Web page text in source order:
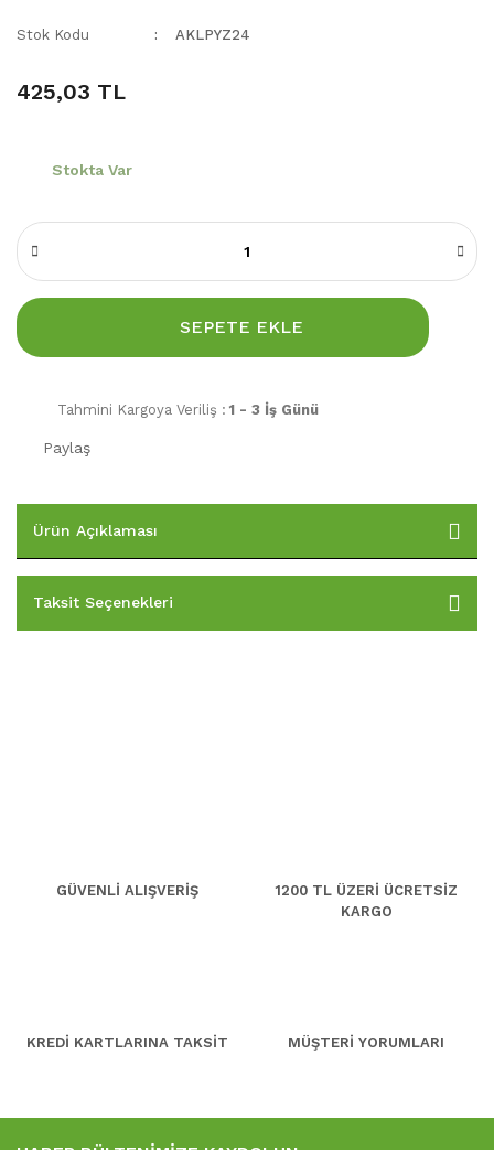
Stok Kodu AKLPYZ24
425,03 TL
Stokta Var
SEPETE EKLE
Tahmini Kargoya Veriliş : 1 - 3 İş Günü
Paylaş
Ürün Açıklaması
Taksit Seçenekleri
GÜVENLİ ALIŞVERİŞ
1200 TL ÜZERİ ÜCRETSİZ
KARGO
KREDİ KARTLARINA TAKSİT MÜŞTERİ YORUMLARI